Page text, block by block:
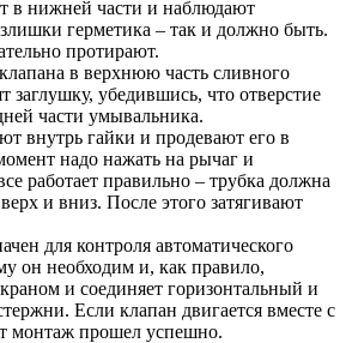
в нижней части и наблюдают
герметика – так и должно быть.
протирают.
в верхнюю часть сливного
заглушку, убедившись, что отверстие
части умывальника.
внутрь гайки и продевают его в
надо нажать на рычаг и
работает правильно – трубка должна
и вниз. После этого затягивают
для контроля автоматического
он необходим и, как правило,
и соединяет горизонтальный и
Если клапан двигается вместе с
монтаж прошел успешно.